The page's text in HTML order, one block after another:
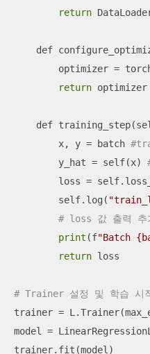
return
def
optimizer =
return optimizer
def
        x, y = batch
        y_hat = self(x)
loss =
        self.log(
# loss 값 출력 추
print (f"Batch
return loss
# Trainer 설정 및 학습 시
trainer =
model =
trainer.fit(model)